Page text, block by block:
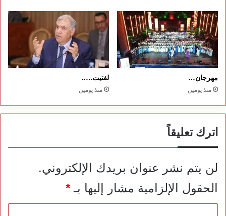
مهرجان…
منذ يومين
لفتيت..…
منذ يومين
اترك تعليقاً
لن يتم نشر عنوان بريدك الإلكتروني.
الحقول الإلزامية مشار إليها بـ*